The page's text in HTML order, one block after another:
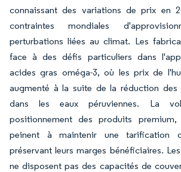
connaissant des variations de prix en
contraintes mondiales
perturbations liées au climat. Les
face à des défis particuliers dans
acides gras oméga-3, où les prix de
augmenté à la suite de la réduction des
dans les eaux péruviennes. La
positionnement des produits
peinent à maintenir une tarification
préservant leurs marges bénéficiaires.
ne disposent pas des capacités de